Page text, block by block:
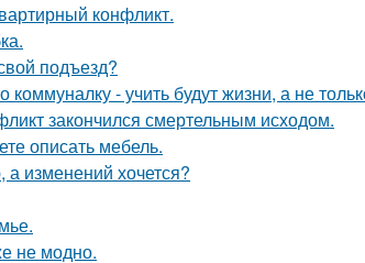
конфликт.
подъезд?
коммуналку - учить будут жизни, а не
закончился смертельным исходом.
описать мебель.
изменений хочется?
не модно.